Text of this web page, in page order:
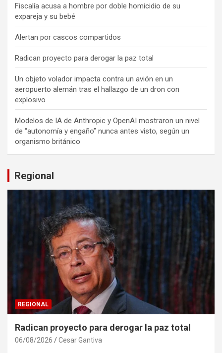
Fiscalía acusa a hombre por doble homicidio de su
expareja y su bebé
Alertan por cascos compartidos
Radican proyecto para derogar la paz total
Un objeto volador impacta contra un avión en un
aeropuerto alemán tras el hallazgo de un dron con
explosivo
Modelos de IA de Anthropic y OpenAI mostraron un nivel
de “autonomía y engaño” nunca antes visto, según un
organismo británico
Regional
REGIONAL
Radican proyecto para derogar la paz total
06/08/2026 Cesar Gantiva